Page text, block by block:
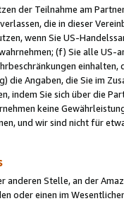
der Teilnahme am
die in dieser
wenn Sie US-
(f) Sie alle
die Angaben, die Sie im
indem Sie sich über die
keine
und wir sind nicht für
anderen Stelle, an der
oder einen im